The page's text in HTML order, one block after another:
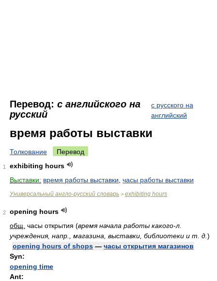
Перевод: с английского на
русский
с русского на
английский
время работы выставки
Толкование Перевод
1
exhibiting hours
Выставки: время работы выставки часы работы выставки
Универсальный англо-русский словарь > exhibiting hours
2
opening hours
общ. часы открытия (время начала работы какого-л.
учреждения, напр., магазина, выставки, библиотеки и т. д. )
opening hours of shops — часы открытия магазинов
Syn:
opening time
Ant: